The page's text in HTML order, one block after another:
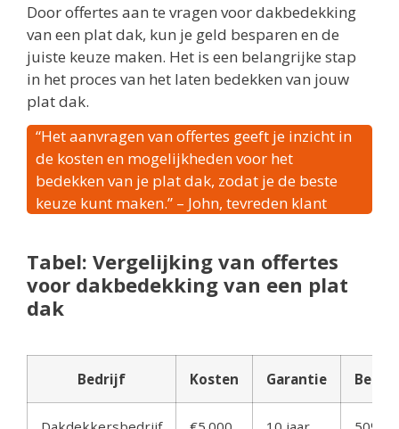
Door offertes aan te vragen voor dakbedekking
van een plat dak, kun je geld besparen en de
juiste keuze maken. Het is een belangrijke stap
in het proces van het laten bedekken van jouw
plat dak.
“Het aanvragen van offertes geeft je inzicht in
de kosten en mogelijkheden voor het
bedekken van je plat dak, zodat je de beste
keuze kunt maken.” – John, tevreden klant
Tabel: Vergelijking van offertes
voor dakbedekking van een plat
dak
Bedrijf Kosten Garantie